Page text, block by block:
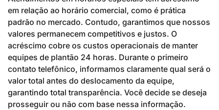
em relação ao horário comercial, como é prática
padrão no mercado. Contudo, garantimos que nossos
valores permanecem competitivos e justos. O
acréscimo cobre os custos operacionais de manter
equipes de plantão 24 horas. Durante o primeiro
contato telefônico, informamos claramente qual será o
valor total antes do deslocamento da equipe,
garantindo total transparência. Você decide se deseja
prosseguir ou não com base nessa informação.